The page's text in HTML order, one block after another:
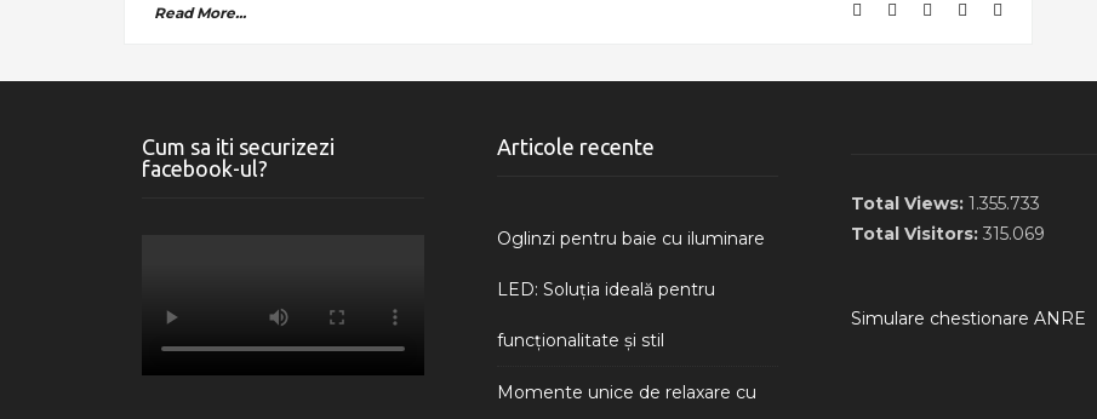
Read More...
Cum sa iti securizezi
facebook-ul?
Articole recente
Oglinzi pentru baie cu iluminare
LED: Soluția ideală pentru
funcționalitate și stil
Momente unice de relaxare cu
Total Views: 1.355.733
Total Visitors: 315.069
Simulare chestionare ANRE